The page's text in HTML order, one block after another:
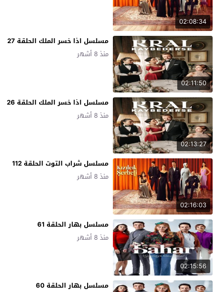
02:08:34
02:11:50
مسلسل اذا خسر الملك الحلقة 27
منذ 8 أشهر
02:13:27
مسلسل اذا خسر الملك الحلقة 26
منذ 8 أشهر
02:16:03
مسلسل شراب التوت الحلقة 112
منذ 8 أشهر
02:15:56
مسلسل بهار الحلقة 61
منذ 8 أشهر
مسلسل بهار الحلقة 60